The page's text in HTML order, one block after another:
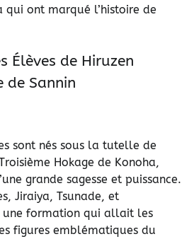
qui ont marqué l’histoire de
Élèves de Hiruzen
de Sannin
sont nés sous la tutelle de
Hokage de Konoha,
grande sagesse et puissance.
Jiraiya, Tsunade, et
une formation qui allait les
figures emblématiques du